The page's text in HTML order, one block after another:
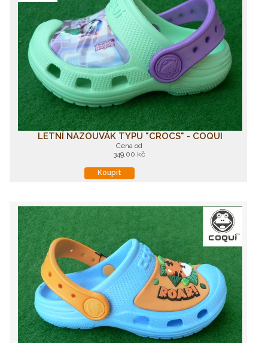
LETNÍ NAZOUVÁK TYPU "CROCS" - COQUI
Cena od
349,00 kč
Koupit